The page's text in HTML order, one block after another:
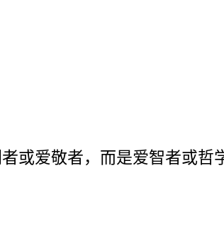
或爱敬者，而是爱智者或哲